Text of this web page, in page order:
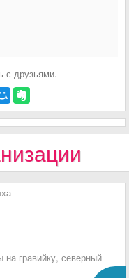
с друзьями.
гравийку, северный